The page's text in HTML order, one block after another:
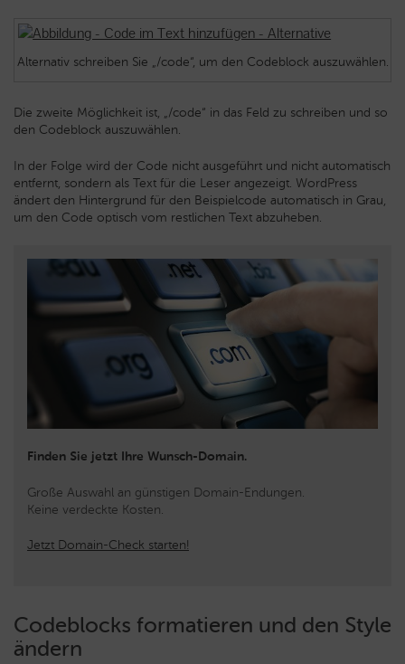
Alternativ schreiben Sie „/code“, um den Codeblock auszuwählen.
Die zweite Möglichkeit ist, „/code“ in das Feld zu schreiben und so
den Codeblock auszuwählen.
In der Folge wird der Code nicht ausgeführt und nicht automatisch
entfernt, sondern als Text für die Leser angezeigt. WordPress
ändert den Hintergrund für den Beispielcode automatisch in Grau,
um den Code optisch vom restlichen Text abzuheben.
Finden Sie jetzt Ihre Wunsch-Domain.
Große Auswahl an günstigen Domain-Endungen.
Keine verdeckte Kosten.
Jetzt Domain-Check starten!
Codeblocks formatieren und den Style
ändern